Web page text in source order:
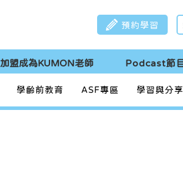
預約學習
加盟成為KUMON老師 Podcast節
學齡前教育 ASF專區 學習與分享